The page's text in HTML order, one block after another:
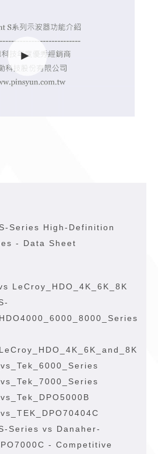
Series High-Definition
- Data Sheet
LeCroy_HDO_4K_6K_8K
Series vs Danaher-
- Competitive